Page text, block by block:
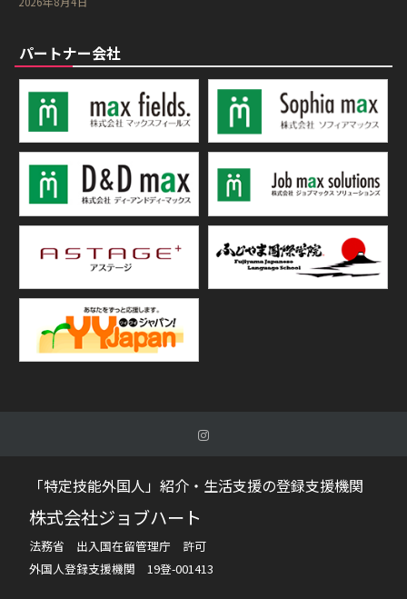
パートナー会社
「特定技能外国人」紹介・生活支援の登録支援機関
株式会社ジョブハート
法務省 出入国在留管理庁 許可
外国人登録支援機関 19登-001413